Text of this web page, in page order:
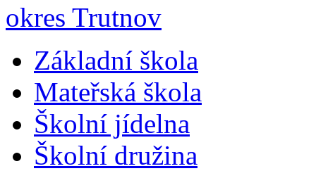
Základní škola
Mateřská škola
Školní jídelna
Školní družina